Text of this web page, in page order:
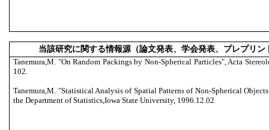
当該研究に関する情報源（論文発表、学会発表、プレプリン
Tanemura,M. "On Random Packings by Non-Spherical Particles", Acta
102.
Tanemura,M. "Statistical Analysis of Spatial Patterns of Non-Spherical
the Department of Statistics,Iowa State University, 1996.12.02